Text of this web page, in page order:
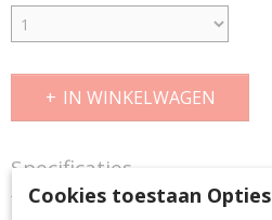
IN WINKELWAGEN
Specificaties
Productcode
Cookies toestaan Opties